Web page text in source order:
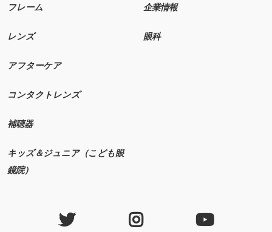
フレーム
レンズ
アフターケア
コンタクトレンズ
補聴器
キッズ＆ジュニア（こども眼
鏡院）
企業情報
眼科